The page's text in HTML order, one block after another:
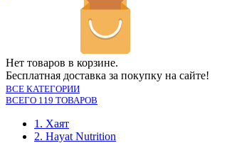
Нет товаров в корзине.
Бесплатная доставка за покупку на сайте!
ВСЕ КАТЕГОРИИ
ВСЕГО 119 ТОВАРОВ
1. Хаят
2. Hayat Nutrition